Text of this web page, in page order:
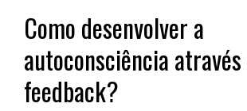
Como desenvolver a
autoconsciência
feedback?